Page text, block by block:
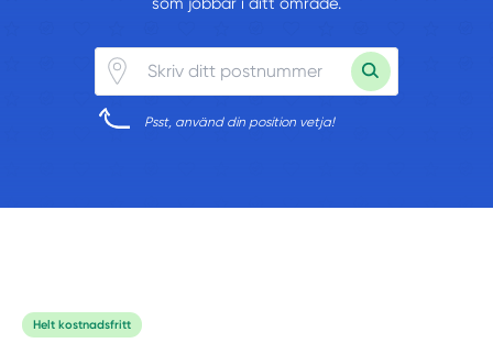
Psst, använd din position vetja!
Helt kostnadsfritt